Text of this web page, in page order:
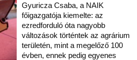
Gyuricza Csaba, a NAIK
főigazgatója kiemelte: az
ezredforduló óta nagyobb
változások történtek az agrárium
területén, mint a megelőző 100
évben, ennek pedig egyenes